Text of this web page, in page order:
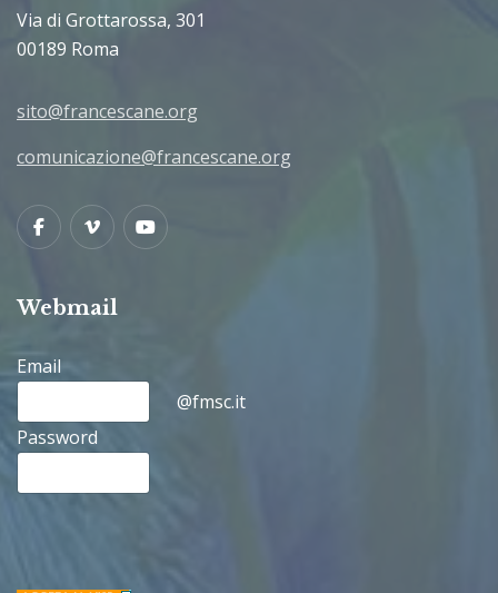
Via di Grottarossa, 301
00189 Roma
sito@francescane.org
comunicazione@francescane.org
FacebookVimeoYoutube
Webmail
Email
@fmsc.it
Password